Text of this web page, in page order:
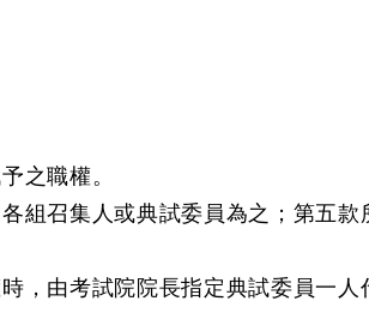
之職權。
組召集人或典試委員為之；第五款
，由考試院院長指定典試委員一人